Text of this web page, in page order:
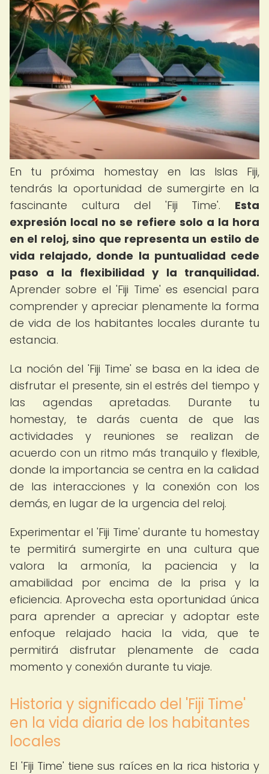
En tu próxima homestay en las Islas Fiji,
tendrás la oportunidad de sumergirte en la
fascinante cultura del 'Fiji Time'. Esta
expresión local no se refiere solo a la hora
en el reloj, sino que representa un estilo de
vida relajado, donde la puntualidad cede
paso a la flexibilidad y la tranquilidad.
Aprender sobre el 'Fiji Time' es esencial para
comprender y apreciar plenamente la forma
de vida de los habitantes locales durante tu
estancia.
La noción del 'Fiji Time' se basa en la idea de
disfrutar el presente, sin el estrés del tiempo y
las agendas apretadas. Durante tu
homestay, te darás cuenta de que las
actividades y reuniones se realizan de
acuerdo con un ritmo más tranquilo y flexible,
donde la importancia se centra en la calidad
de las interacciones y la conexión con los
demás, en lugar de la urgencia del reloj.
Experimentar el 'Fiji Time' durante tu homestay
te permitirá sumergirte en una cultura que
valora la armonía, la paciencia y la
amabilidad por encima de la prisa y la
eficiencia. Aprovecha esta oportunidad única
para aprender a apreciar y adoptar este
enfoque relajado hacia la vida, que te
permitirá disfrutar plenamente de cada
momento y conexión durante tu viaje.
Historia y significado del 'Fiji Time'
en la vida diaria de los habitantes
locales
El 'Fiji Time' tiene sus raíces en la rica historia y